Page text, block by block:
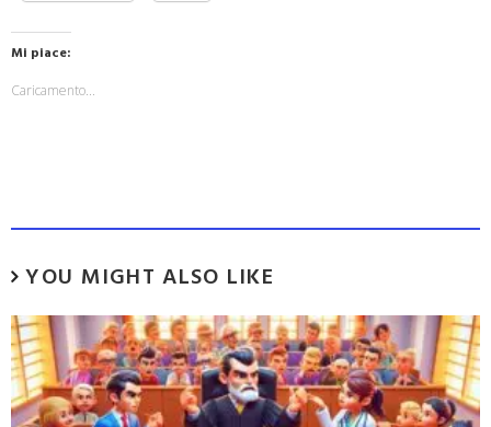
Mi piace:
Caricamento...
YOU MIGHT ALSO LIKE